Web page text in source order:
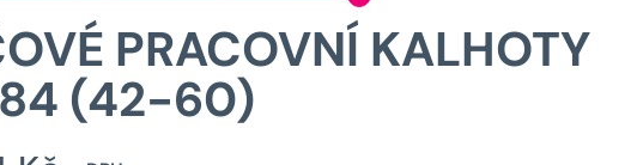
PRACOVNÍ KALHOTY
(42-60)